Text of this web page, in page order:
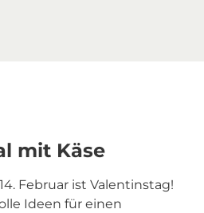
mit Käse
Februar ist Valentinstag!
Ideen für einen